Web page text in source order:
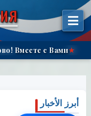
Перейти
к
содержимому
★
Вместе с Вами!
أبرز الأخبار